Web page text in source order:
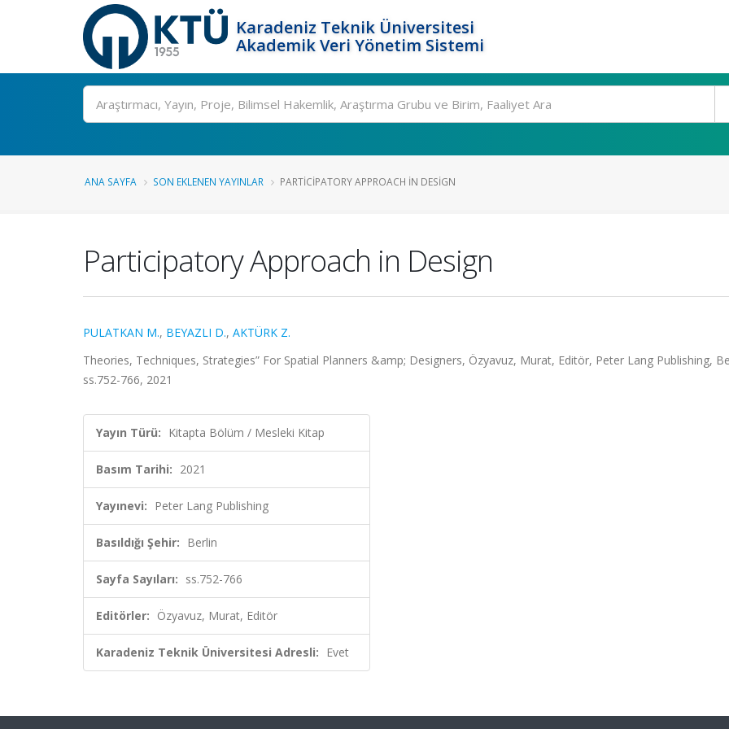
Karadeniz Teknik Üniversitesi
Akademik Veri Yönetim Sistemi
Ara
ANA SAYFA SON EKLENEN YAYINLAR PARTICIPATORY APPROACH IN DESIGN
Participatory Approach in Design
PULATKAN M., BEYAZLI D., AKTÜRK Z.
Theories, Techniques, Strategies” For Spatial Planners &amp; Designers, Özyavuz, Murat, Editör, Peter Lang Publishing,
ss.752-766, 2021
Yayın Türü: Kitapta Bölüm / Mesleki Kitap
Basım Tarihi: 2021
Yayınevi: Peter Lang Publishing
Basıldığı Şehir: Berlin
Sayfa Sayıları: ss.752-766
Editörler: Özyavuz, Murat, Editör
Karadeniz Teknik Üniversitesi Adresli: Evet